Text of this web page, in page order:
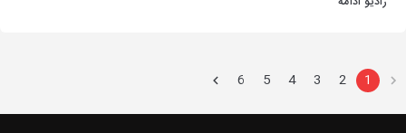
1
2
3
4
5
6